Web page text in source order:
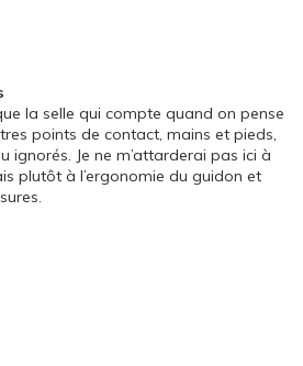
la selle qui compte quand on pense
points de contact, mains et pieds,
ignorés. Je ne m’attarderai pas ici à
plutôt à l’ergonomie du guidon et